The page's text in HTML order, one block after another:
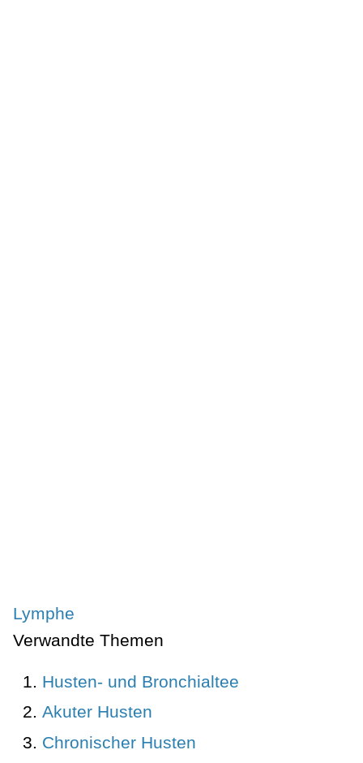
Lymphe
Verwandte Themen
Husten- und Bronchialtee
Akuter Husten
Chronischer Husten